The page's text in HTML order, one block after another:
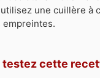
une cuillère à
empreintes.
testez cette